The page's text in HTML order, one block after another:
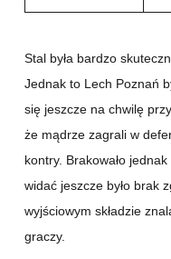
Stal była bardzo
Jednak to Lech Poznań
się jeszcze na chwilę
że mądrze zagrali w
kontry. Brakowało
widać jeszcze było brak
wyjściowym składzie
graczy.